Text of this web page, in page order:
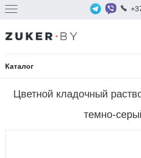
Каталог
Цветной кладочный
темно-